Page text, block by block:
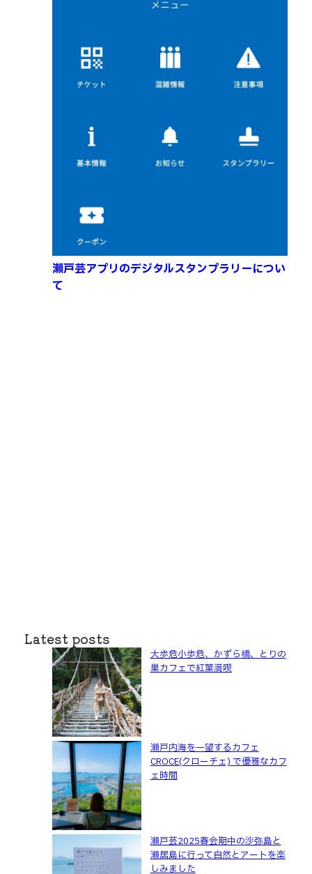
瀬戸芸アプリのデジタルスタンプラリーについ
て
Latest posts
大歩危小歩危、かずら橋、とりの
巣カフェで紅葉満喫
瀬戸内海を一望するカフェ
CROCE(クローチェ) で優雅なカフ
ェ時間
瀬戸芸2025春会期中の沙弥島と
瀬居島に行って自然とアートを楽
しみました